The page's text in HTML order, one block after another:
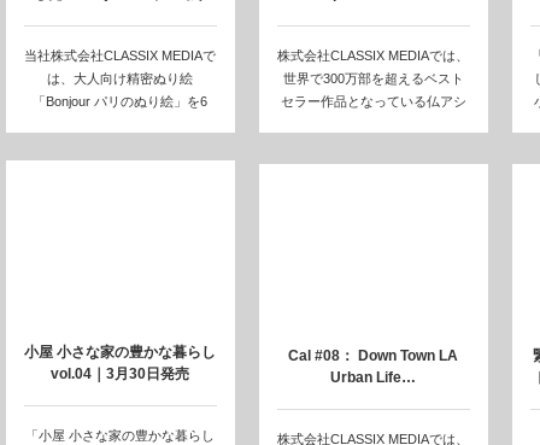
当社株式会社CLASSIX MEDIAで
は、大人向け精密ぬり絵
「Bonjour パリのぬり絵」を6
株式会社CLASSIX MEDIAでは、
世界で300万部を超えるベスト
セラー作品となっている仏アシ
小屋 小さな家の豊かな暮らし
vol.04｜3月30日発売
「小屋 小さな家の豊かな暮らし
Cal #08： Down Town LA
Urban Life…
株式会社CLASSIX MEDIAでは、